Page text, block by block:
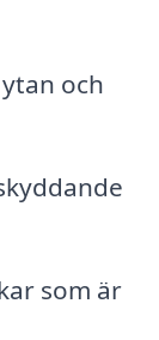
och
som är